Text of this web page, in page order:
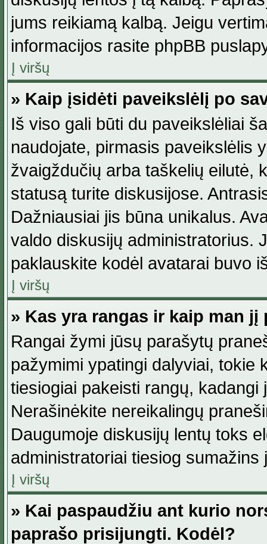
jums reikiamą kalbą. Jeigu
informacijos rasite phpBB
Į viršų
» Kaip įsidėti paveikslėlį po
Iš viso gali būti du paveikslėliai
naudojate, pirmasis paveikslėlis
žvaigždučių arba taškelių eilutė,
statusą turite diskusijose.
Dažniausiai jis būna unikalus.
valdo diskusijų administratorius.
paklauskite kodėl avatarai buvo
Į viršų
» Kas yra rangas ir kaip man jį
Rangai žymi jūsų parašytų
pažymimi ypatingi dalyviai, tokie
tiesiogiai pakeisti rangų,
Nerašinėkite nereikalingų
Daugumoje diskusijų lentų toks
administratoriai tiesiog
Į viršų
» Kai paspaudžiu ant kurio
paprašo prisijungti. Kodėl?